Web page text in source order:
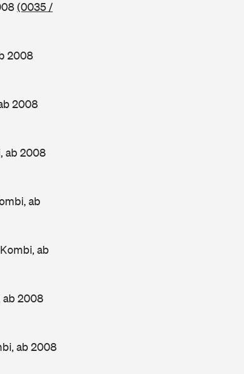
(0035 /
2008
2008
ab 2008
ab
ab
ab 2008
ab 2008